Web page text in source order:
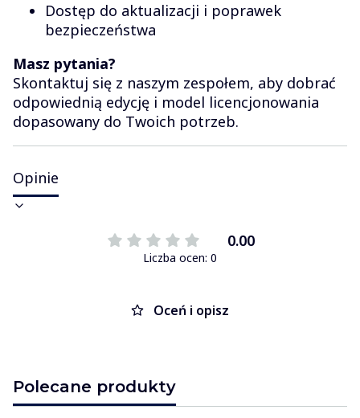
Dostęp do aktualizacji i poprawek
bezpieczeństwa
Masz pytania?
Skontaktuj się z naszym zespołem, aby dobrać
odpowiednią edycję i model licencjonowania
dopasowany do Twoich potrzeb.
Opinie
0.00
Liczba ocen: 0
Oceń i opisz
Polecane produkty